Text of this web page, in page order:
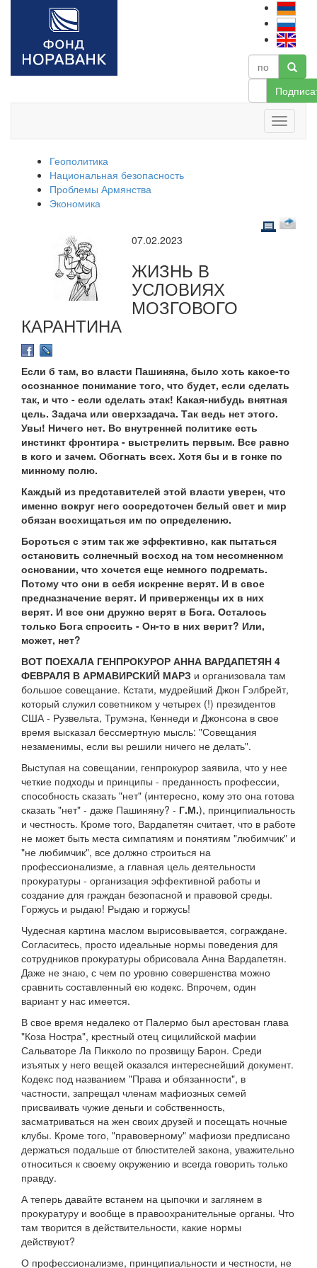
Геополитика
Национальная безопасность
Проблемы Армянства
Экономика
07.02.2023
ЖИЗНЬ В
УСЛОВИЯХ
МОЗГОВОГО
КАРАНТИНА
Если б там, во власти Пашиняна, было хоть какое-то
осознанное понимание того, что будет, если сделать
так, и что - если сделать этак! Какая-нибудь внятная
цель. Задача или сверхзадача. Так ведь нет этого.
Увы! Ничего нет. Во внутренней политике есть
инстинкт фронтира - выстрелить первым. Все равно
в кого и зачем. Обогнать всех. Хотя бы и в гонке по
минному полю.
Каждый из представителей этой власти уверен, что
именно вокруг него сосредоточен белый свет и мир
обязан восхищаться им по определению.
Бороться с этим так же эффективно, как пытаться
остановить солнечный восход на том несомненном
основании, что хочется еще немного подремать.
Потому что они в себя искренне верят. И в свое
предназначение верят. И приверженцы их в них
верят. И все они дружно верят в Бога. Осталось
только Бога спросить - Он-то в них верит? Или,
может, нет?
ВОТ ПОЕХАЛА ГЕНПРОКУРОР АННА ВАРДАПЕТЯН 4
ФЕВРАЛЯ В АРМАВИРСКИЙ МАРЗ и организовала там
большое совещание. Кстати, мудрейший Джон Гэлбрейт,
который служил советником у четырех (!) президентов
США - Рузвельта, Трумэна, Кеннеди и Джонсона в свое
время высказал бессмертную мысль: "Совещания
незаменимы, если вы решили ничего не делать".
Выступая на совещании, генпрокурор заявила, что у нее
четкие подходы и принципы - преданность профессии,
способность сказать "нет" (интересно, кому это она готова
сказать "нет" - даже Пашиняну? - Г.М.), принципиальность
и честность. Кроме того, Вардапетян считает, что в работе
не может быть места симпатиям и понятиям "любимчик" и
"не любимчик", все должно строиться на
профессионализме, а главная цель деятельности
прокуратуры - организация эффективной работы и
создание для граждан безопасной и правовой среды.
Горжусь и рыдаю! Рыдаю и горжусь!
Чудесная картина маслом вырисовывается, сограждане.
Согласитесь, просто идеальные нормы поведения для
сотрудников прокуратуры обрисовала Анна Вардапетян.
Даже не знаю, с чем по уровню совершенства можно
сравнить составленный ею кодекс. Впрочем, один
вариант у нас имеется.
В свое время недалеко от Палермо был арестован глава
"Коза Ностра", крестный отец сицилийской мафии
Сальваторе Ла Пикколо по прозвищу Барон. Среди
изъятых у него вещей оказался интереснейший документ.
Кодекс под названием "Права и обязанности", в
частности, запрещал членам мафиозных семей
присваивать чужие деньги и собственность,
засматриваться на жен своих друзей и посещать ночные
клубы. Кроме того, "правоверному" мафиози предписано
держаться подальше от блюстителей закона, уважительно
относиться к своему окружению и всегда говорить только
правду.
А теперь давайте встанем на цыпочки и заглянем в
прокуратуру и вообще в правоохранительные органы. Что
там творится в действительности, какие нормы
действуют?
О профессионализме, принципиальности и честности, не